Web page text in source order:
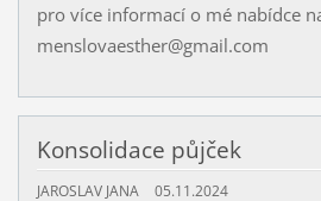
pro více informací o mé nabídce
menslovaesther@gmail.com
Konsolidace půjček
JAROSLAV JANA 05.11.2024